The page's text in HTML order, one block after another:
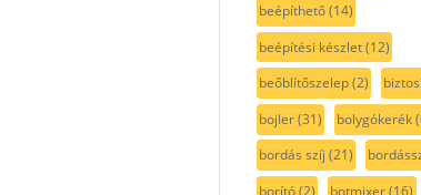
beépíthető(14)
beépítési készlet(12)
beőblítőszelep(2)
bojler(31) bolygókerék
bordás szíj (21)